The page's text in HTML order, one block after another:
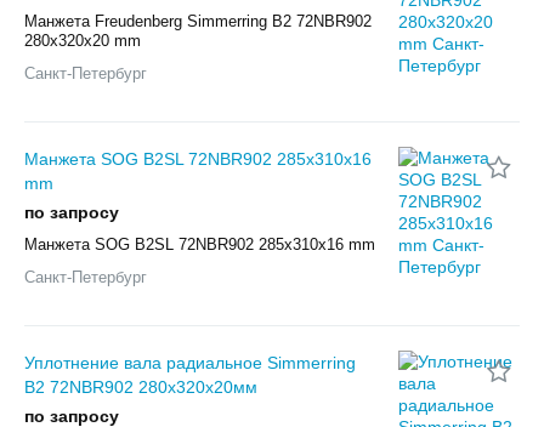
Манжета Freudenberg Simmerring B2 72NBR902
280x320x20 mm
Санкт-Петербург
Манжета SOG B2SL 72NBR902 285х310х16
mm
по запросу
Манжета SOG B2SL 72NBR902 285х310х16 mm
Санкт-Петербург
Уплотнение вала радиальное Simmerring
B2 72NBR902 280x320x20мм
по запросу